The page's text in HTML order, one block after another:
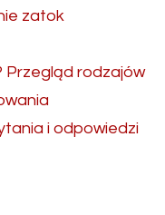
zatok
Przegląd rodzajów
i odpowiedzi